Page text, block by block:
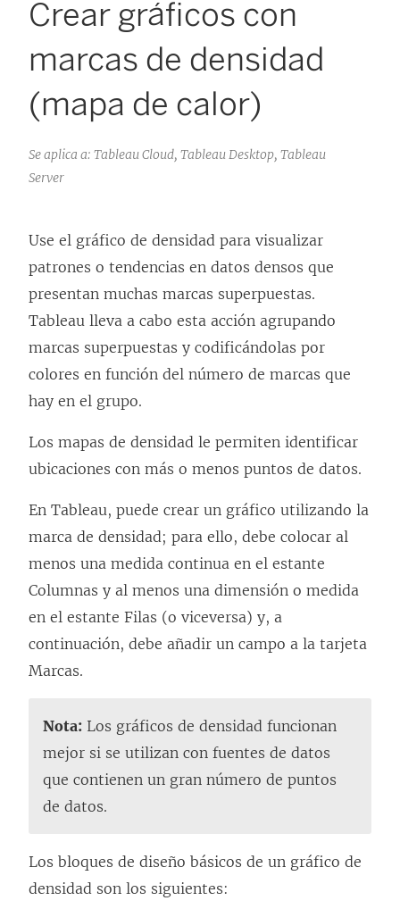
Crear gráficos con
marcas de densidad
(mapa de calor)
Se aplica a: Tableau Cloud, Tableau Desktop, Tableau
Server
Use el gráfico de densidad para visualizar
patrones o tendencias en datos densos que
presentan muchas marcas superpuestas.
Tableau lleva a cabo esta acción agrupando
marcas superpuestas y codificándolas por
colores en función del número de marcas que
hay en el grupo.
Los mapas de densidad le permiten identificar
ubicaciones con más o menos puntos de datos.
En Tableau, puede crear un gráfico utilizando la
marca de densidad; para ello, debe colocar al
menos una medida continua en el estante
Columnas y al menos una dimensión o medida
en el estante Filas (o viceversa) y, a
continuación, debe añadir un campo a la tarjeta
Marcas.
Nota: Los gráficos de densidad funcionan
mejor si se utilizan con fuentes de datos
que contienen un gran número de puntos
de datos.
Los bloques de diseño básicos de un gráfico de
densidad son los siguientes: